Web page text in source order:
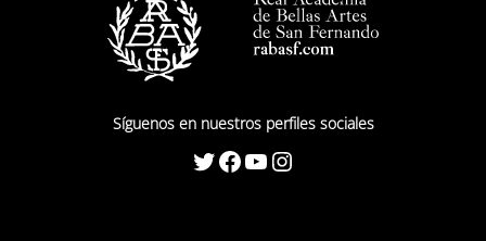
Síguenos en nuestros perfiles sociales
Twitter Facebook YouTube Instagram